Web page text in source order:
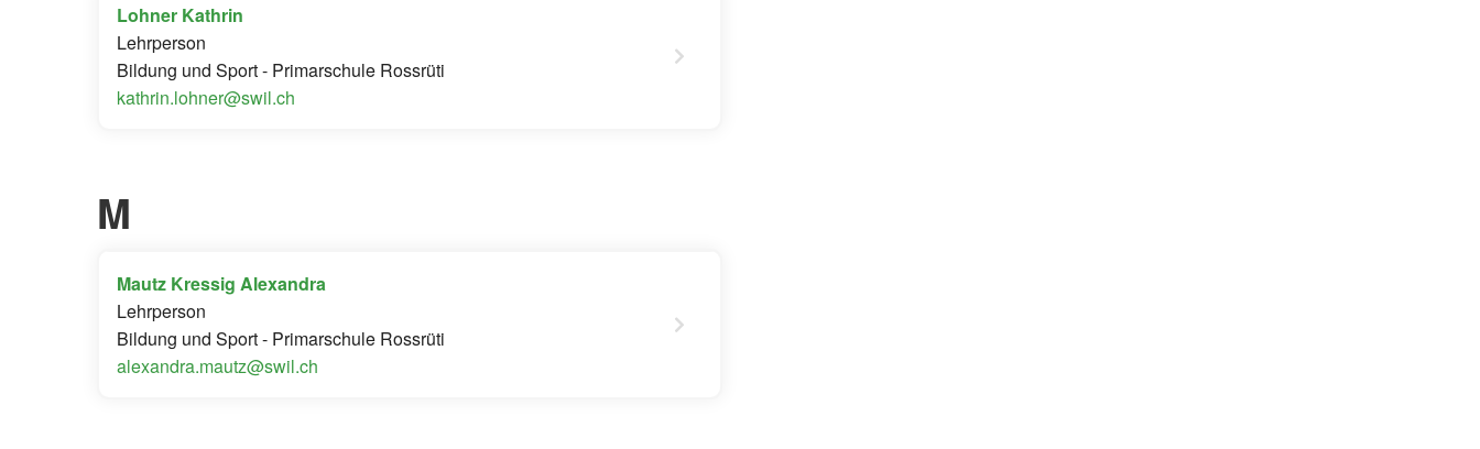
Lohner Kathrin
Lehrperson
Bildung und Sport - Primarschule Rossrüti
kathrin.lohner@swil.ch
M
Mautz Kressig Alexandra
Lehrperson
Bildung und Sport - Primarschule Rossrüti
alexandra.mautz@swil.ch